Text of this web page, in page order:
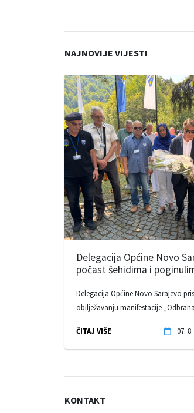
NAJNOVIJE VIJESTI
Delegacija Općine Novo
počast šehidima i
Delegacija Općine Novo Sarajevo
obilježavanju manifestacije
ČITAJ VIŠE 07.
KONTAKT